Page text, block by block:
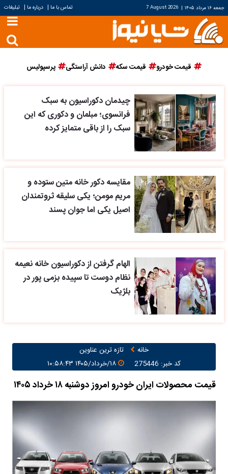
جمعه ۱۶ مرداد ۱۴۰۵ |
7 August 2026 تماس با ما | درباره ما | تبلیغات
قیمت خودرو قیمت سکه دانش آراستگی پرسپولیس
چیدمان دکوراسیون به سبک
فرانسوی؛ مبلمان و دکوری که این
سبک را از باقی متمایز کرده
مقایسه دکور خانه متین ستوده و
مریم مومن؛ یکی سلیقه ثروتمندان
اصیل یکی اما جوان پسند
الهام گرفتن از دکوراسیون خانه نعیمه
نظام دوست تا سپیده بزمی پور در
بلژیک
خانه
تازه ترین عناوین
کد خبر: 275446
قیمت محصولات ایران خودرو امروز دوشنبه ۱۸ خرداد ۱۴۰۵